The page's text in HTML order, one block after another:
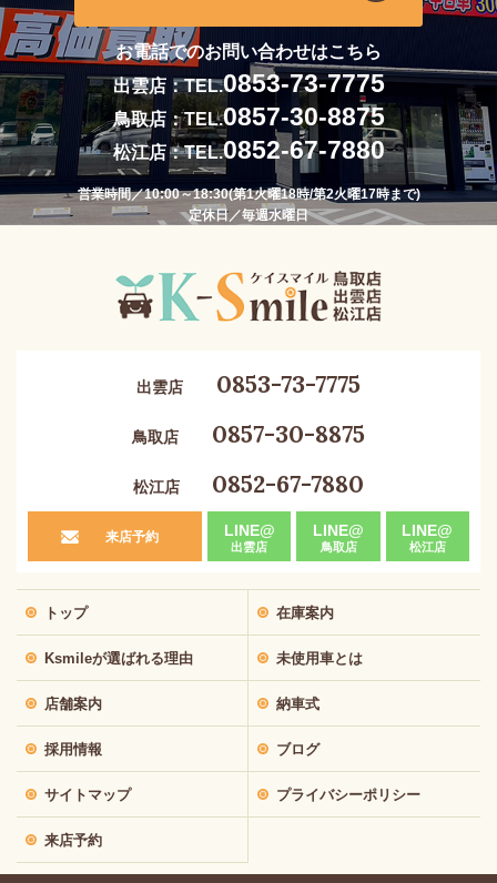
お電話でのお問い合わせはこちら
出雲店：TEL.0853-73-7775
鳥取店：TEL.0857-30-8875
松江店：TEL.0852-67-7880
営業時間／10:00～18:30(第1火曜18時/第2火曜17時まで)
定休日／毎週水曜日
出雲店 0853-73-7775
鳥取店 0857-30-8875
松江店 0852-67-7880
来店予約 LINE@
出雲店
LINE@
鳥取店
LINE@
松江店
トップ 在庫案内
Ksmileが選ばれる理由 未使用車とは
店舗案内 納車式
採用情報 ブログ
サイトマップ プライバシーポリシー
来店予約